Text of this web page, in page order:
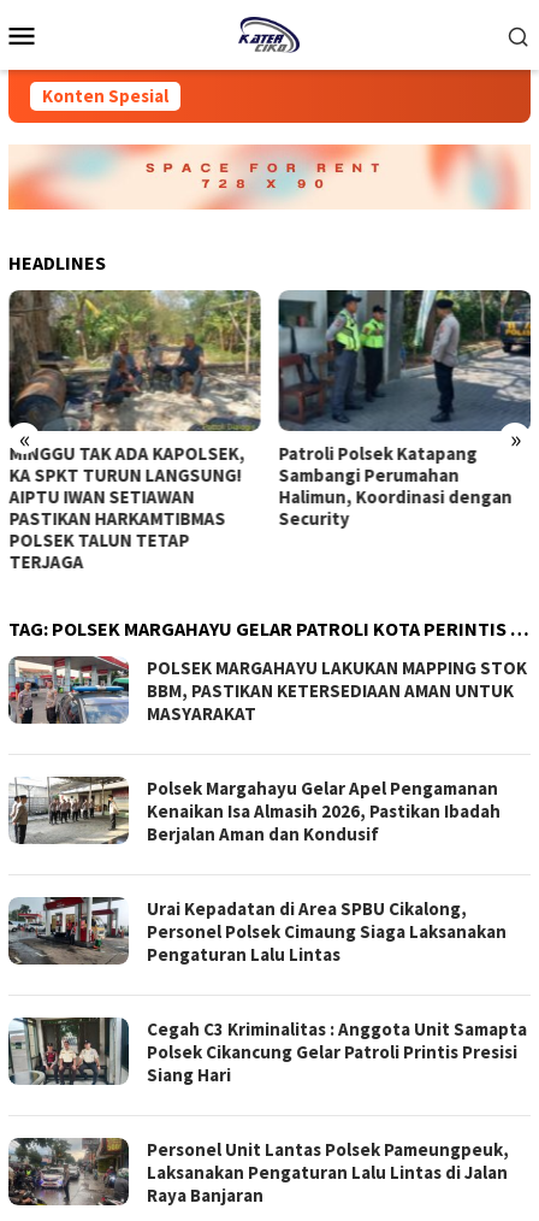
ke
Mobile
Konten Spesial
HEADLINES
« »
‎Patroli Polsek Katapang
Sambangi Perumahan
Halimun, Koordinasi dengan
Security
‎Patroli Polsek
Sambangi Rumah
Padang, Antisipasi
Premanisme
TAG: POLSEK MARGAHAYU GELAR PATROLI KOTA PERINTIS …
POLSEK MARGAHAYU LAKUKAN MAPPING STOK
BBM, PASTIKAN KETERSEDIAAN AMAN UNTUK
MASYARAKAT
Polsek Margahayu Gelar Apel Pengamanan
Kenaikan Isa Almasih 2026, Pastikan Ibadah
Berjalan Aman dan Kondusif
Urai Kepadatan di Area SPBU Cikalong,
Personel Polsek Cimaung Siaga Laksanakan
Pengaturan Lalu Lintas
Cegah C3 Kriminalitas : Anggota Unit Samapta
Polsek Cikancung Gelar Patroli Printis Presisi
Siang Hari
Personel Unit Lantas Polsek Pameungpeuk,
Laksanakan Pengaturan Lalu Lintas di Jalan
Raya Banjaran